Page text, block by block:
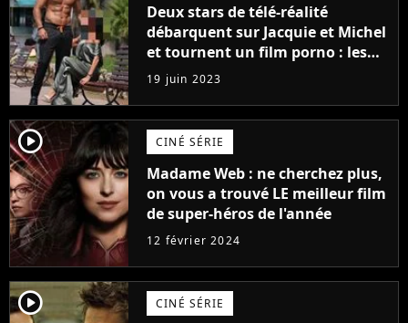
Deux stars de télé-réalité
débarquent sur Jacquie et Michel
et tournent un film porno : les
premières images du tournage
(exclu)
19 juin 2023
player2 CINÉ SÉRIE
Madame Web : ne cherchez plus,
on vous a trouvé LE meilleur film
de super-héros de l'année
12 février 2024
player2 CINÉ SÉRIE